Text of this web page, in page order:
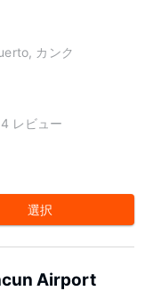
カンク
レビュー
選択
Airport